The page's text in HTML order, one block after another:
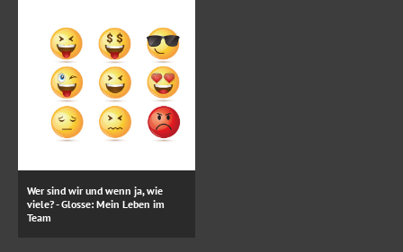
Wer sind wir und wenn ja, wie
viele? - Glosse: Mein Leben im
Team